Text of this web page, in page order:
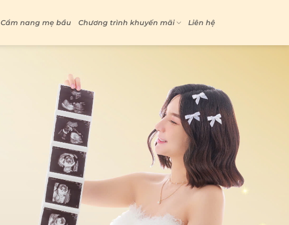
Cẩm nang mẹ bầu Chương trình khuyến mãi Liên hệ